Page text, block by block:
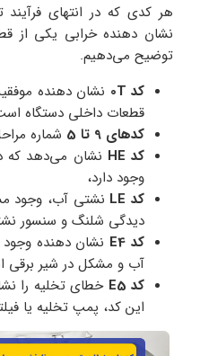
هر کدی که در انتهای
نشان دهنده خرابی یکی از
توضیح می‌دهیم.
کد 0T
نشان‌ دهنده
قطعات داخلی دستگاه
کد‌های 9 تا 5
شماره
کد HE
نشان می‌دهد که
وجود دارد،
کد LE
نشتی آب، وجود
دیدگی شلنگ و سنسور
کد E4
نشان دهنده
آب و مشکل در شیر برقی
کد E5
خطای تخلیه را
این کد، پمپ تخلیه یا